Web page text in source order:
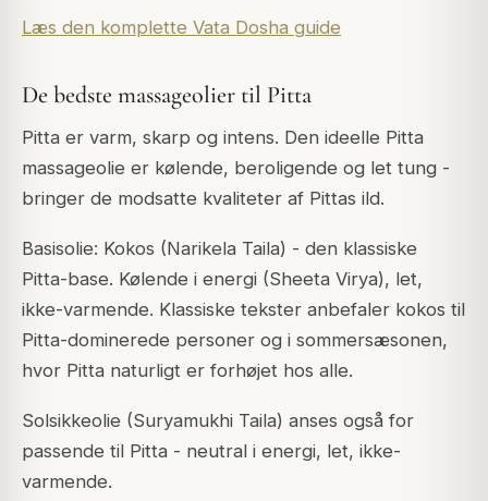
Læs den komplette Vata Dosha guide
De bedste massageolier til Pitta
Pitta er varm, skarp og intens. Den ideelle Pitta
massageolie er kølende, beroligende og let tung -
bringer de modsatte kvaliteter af Pittas ild.
Basisolie: Kokos (Narikela Taila) - den klassiske
Pitta-base. Kølende i energi (Sheeta Virya), let,
ikke-varmende. Klassiske tekster anbefaler kokos til
Pitta-dominerede personer og i sommersæsonen,
hvor Pitta naturligt er forhøjet hos alle.
Solsikkeolie (Suryamukhi Taila) anses også for
passende til Pitta - neutral i energi, let, ikke-
varmende.